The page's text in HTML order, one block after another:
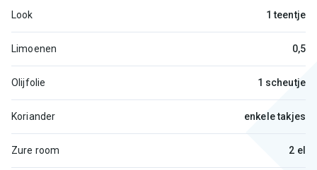
Look 1 teentje
Limoenen 0,5
Olijfolie 1 scheutje
Koriander enkele takjes
Zure room 2 el